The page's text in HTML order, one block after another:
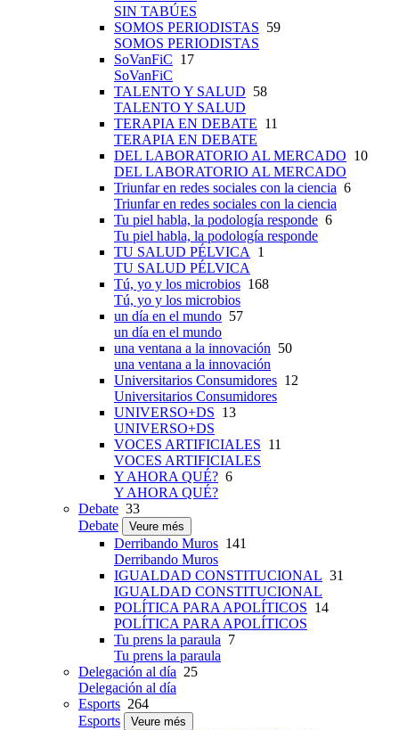
SIN TABÚES
SOMOS PERIODISTAS 59
SOMOS PERIODISTAS
SoVanFiC 17
SoVanFiC
TALENTO Y SALUD 58
TALENTO Y SALUD
TERAPIA EN DEBATE 11
TERAPIA EN DEBATE
DEL LABORATORIO AL MERCADO 10
DEL LABORATORIO AL MERCADO
Triunfar en redes sociales con la ciencia 6
Triunfar en redes sociales con la ciencia
Tu piel habla, la podología responde 6
Tu piel habla, la podología responde
TU SALUD PÉLVICA
1
TU SALUD PÉLVICA
Tú, yo y los microbios 168
Tú, yo y los microbios
un día en el mundo 57
un día en el mundo
una ventana a la innovación 50
una ventana a la innovación
Universitarios Consumidores 12
Universitarios Consumidores
UNIVERSO+DS 13
UNIVERSO+DS
VOCES ARTIFICIALES 11
VOCES ARTIFICIALES
Y AHORA QUÉ? 6
Y AHORA QUÉ?
Debate 33
Debate
Veure més
Derribando Muros 141
Derribando Muros
IGUALDAD CONSTITUCIONAL 31
IGUALDAD CONSTITUCIONAL
POLÍTICA PARA APOLÍTICOS 14
POLÍTICA PARA APOLÍTICOS
Tu prens la paraula 7
Tu prens la paraula
Delegación al día 25
Delegación al día
Esports 264
Esports
Veure més